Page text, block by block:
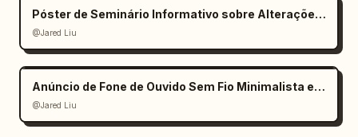
Póster de Seminário Informativo sobre Alterações Climáticas
@Jared Liu
Anúncio de Fone de Ouvido Sem Fio Minimalista e Elegante
@Jared Liu